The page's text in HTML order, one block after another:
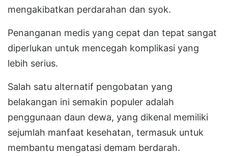
mengakibatkan perdarahan dan syok.
Penanganan medis yang cepat dan tepat sangat
diperlukan untuk mencegah komplikasi yang
lebih serius.
Salah satu alternatif pengobatan yang
belakangan ini semakin populer adalah
penggunaan daun dewa, yang dikenal memiliki
sejumlah manfaat kesehatan, termasuk untuk
membantu mengatasi demam berdarah.